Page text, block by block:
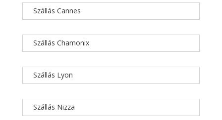
Szállás Cannes
Szállás Chamonix
Szállás Lyon
Szállás Nizza